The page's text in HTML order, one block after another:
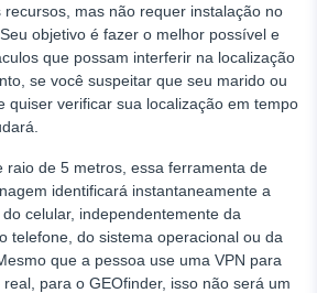
mas não requer instalação no
objetivo é fazer o melhor possível e
que possam interferir na localização
se você suspeitar que seu marido ou
quiser verificar sua localização em tempo
raio de 5 metros, essa ferramenta de
identificará instantaneamente a
celular, independentemente da
telefone, do sistema operacional ou da
que a pessoa use uma VPN para
para o GEOfinder, isso não será um